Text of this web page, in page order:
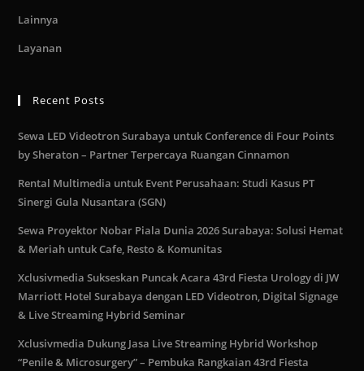
Lainnya
Layanan
Recent Posts
Sewa LED Videotron Surabaya untuk Conference di Four Points
by Sheraton – Partner Terpercaya Ruangan Cinnamon
Rental Multimedia untuk Event Perusahaan: Studi Kasus PT
Sinergi Gula Nusantara (SGN)
Sewa Proyektor Nobar Piala Dunia 2026 Surabaya: Solusi Hemat
& Meriah untuk Cafe, Resto & Komunitas
Xclusivmedia Sukseskan Puncak Acara 43rd Fiesta Urology di JW
Marriott Hotel Surabaya dengan LED Videotron, Digital Signage
& Live Streaming Hybrid Seminar
Xclusivmedia Dukung Jasa Live Streaming Hybrid Workshop
“Penile & Microsurgery” – Pembuka Rangkaian 43rd Fiesta